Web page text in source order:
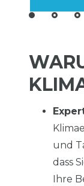
und
dass
Ihre